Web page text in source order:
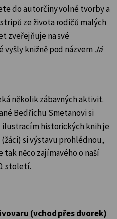
do autorčiny volné tvorby a
ze života rodičů malých
zveřejňuje na své
vyšly knižně pod názvem Já
několik zábavných aktivit.
Bedřichu Smetanovi si
historických knih je
si výstavu prohlédnou,
tak něco zajímavého o naší
století.
(vchod přes dvorek)